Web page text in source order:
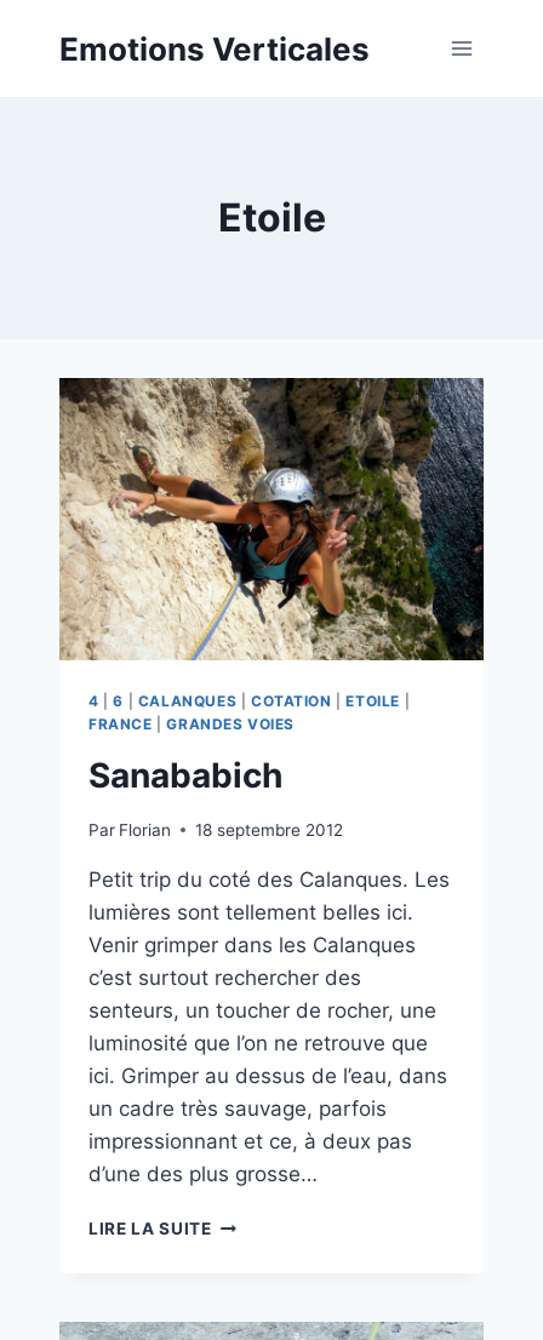
Emotions Verticales
Etoile
4 |6 CALANQUES COTATION |ETOILE
FRANCE |GRANDES VOIES
Sanababich
Par Florian 18 septembre 2012
Petit trip du coté des Calanques. Les
lumières sont tellement belles ici.
Venir grimper dans les Calanques
c’est surtout rechercher des
senteurs, un toucher de rocher, une
luminosité que l’on ne retrouve que
ici. Grimper au dessus de l’eau, dans
un cadre très sauvage, parfois
impressionnant et ce, à deux pas
d’une des plus grosse…
LIRE LA SUITESANABABICH